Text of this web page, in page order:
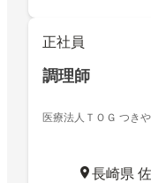
正社員
調理師
医療法人ＴＯＧ つき
長崎県